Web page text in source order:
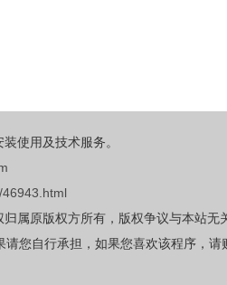
使用及技术服务。
46943.html
属原版权方所有，版权争议与本站无
您自行承担，如果您喜欢该程序，请